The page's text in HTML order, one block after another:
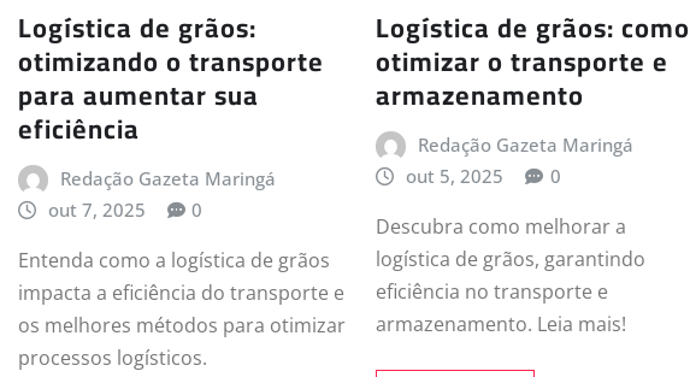
Logística de grãos:
otimizando o transporte
para aumentar sua
eficiência
Redação Gazeta Maringá
out 7, 2025
0
Entenda como a logística de grãos
impacta a eficiência do transporte e
os melhores métodos para otimizar
processos logísticos.
Logística de grãos: como
otimizar o transporte e
armazenamento
Redação Gazeta Maringá
out 5, 2025
0
Descubra como melhorar a
logística de grãos, garantindo
eficiência no transporte e
armazenamento. Leia mais!